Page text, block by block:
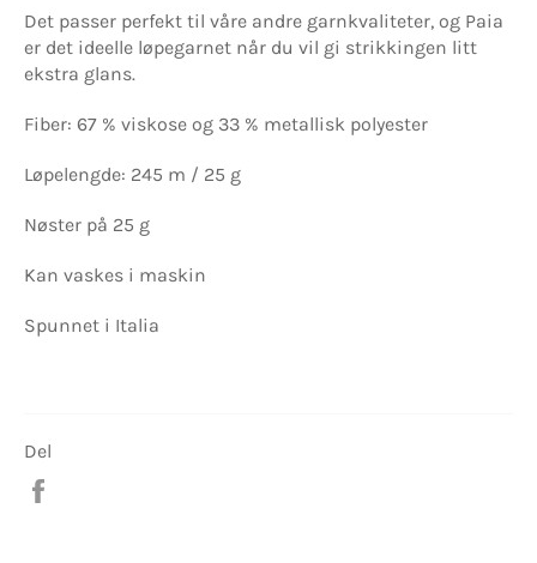
Det passer perfekt til våre andre garnkvaliteter, og Paia
er det ideelle løpegarnet når du vil gi strikkingen litt
ekstra glans.
Fiber: 67 % viskose og 33 % metallisk polyester
Løpelengde: 245 m / 25 g
Nøster på 25 g
Kan vaskes i maskin
Spunnet i Italia
Del